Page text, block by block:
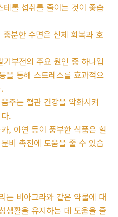
롤 섭취를 줄이는 것이 좋습
분한 수면은 신체 회복과 호
기부전의 주요 원인 중 하나입
을 통해 스트레스를 효과적으
주는 혈관 건강을 악화시켜
.
, 아연 등이 풍부한 식품은 혈
비 촉진에 도움을 줄 수 있습
는 비아그라와 같은 약물에 대
생활을 유지하는 데 도움을 줄